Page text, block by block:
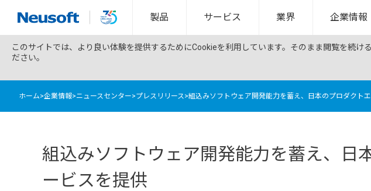
このサイトでは、より良い体験を提供するためにCookieを利用しています。そのまま閲覧を続
ださい。
製品 サービス 業界 企業情報
ホーム>企業情報>ニュースセンター>プレスリリース >組込みソフトウェア開発能力を蓄え、日本のプロダクト
組込みソフトウェア開発能力を蓄え、日
ービスを提供